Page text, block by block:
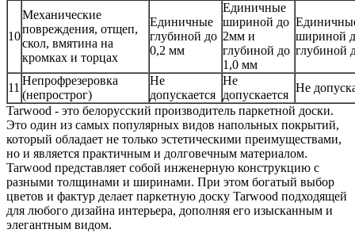
10
Механические
повреждения, отщеп,
скол, вмятина на
кромках и торцах
Единичные
глубиной до
0,2 мм
Единичные
шириной до
2мм и
глубиной до
1,0 мм
шириной
глубиной
11
Непрофрезеровка
(непрострог)
Не
допускается
Не
допускается
Не
Tarwood - это белорусский производитель паркетной доски.
Это один из самых популярных видов напольных покрытий,
который обладает не только эстетическими преимуществами,
но и является практичным и долговечным материалом.
Tarwood представляет собой инженерную конструкцию с
разными толщинами и ширинами. При этом богатый выбор
цветов и фактур делает паркетную доску Tarwood подходящей
для любого дизайна интерьера, дополняя его изысканным и
элегантным видом.